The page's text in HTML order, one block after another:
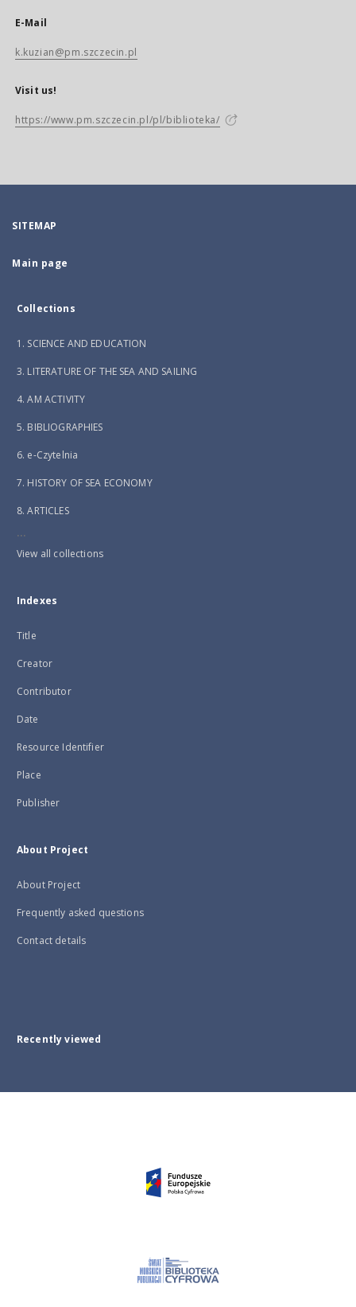
E-Mail
k.kuzian@pm.szczecin.pl
Visit us!
https://www.pm.szczecin.pl/pl/biblioteka/
SITEMAP
Main page
Collections
1. SCIENCE AND EDUCATION
3. LITERATURE OF THE SEA AND SAILING
4. AM ACTIVITY
5. BIBLIOGRAPHIES
6. e-Czytelnia
7. HISTORY OF SEA ECONOMY
8. ARTICLES
...
View all collections
Indexes
Title
Creator
Contributor
Date
Resource Identifier
Place
Publisher
About Project
About Project
Frequently asked questions
Contact details
Recently viewed